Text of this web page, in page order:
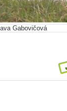
Gabovičová